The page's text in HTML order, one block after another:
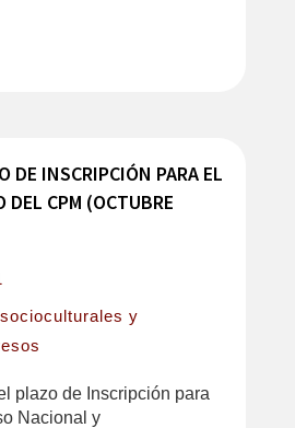
DE INSCRIPCIÓN PARA EL
DEL CPM (OCTUBRE
y
plazo de Inscripción para
Nacional y